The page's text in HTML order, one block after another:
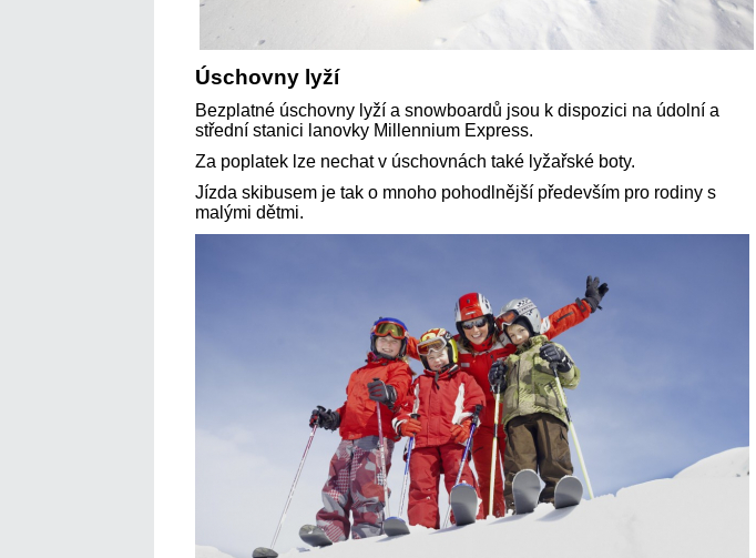
Úschovny lyží
Bezplatné úschovny lyží a snowboardů jsou k dispozici na údolní a
střední stanici lanovky Millennium Express.
Za poplatek lze nechat v úschovnách také lyžařské boty.
Jízda skibusem je tak o mnoho pohodlnější především pro rodiny s
malými dětmi.